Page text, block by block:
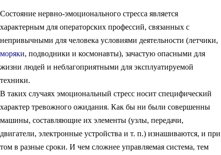
Состояние нервно-эмоционального стресса является
характерным для операторских профессий, связанных с
непривычными для человека условиями деятельности (летчики,
моряки, подводники и космонавты), зачастую опасными для
жизни людей и неблагоприятными для эксплуатируемой
техники.
В таких случаях эмоциональный стресс носит специфический
характер тревожного ожидания. Как бы ни были совершенны
машины, составляющие их элементы (узлы, передачи,
двигатели, электронные устройства и т. п.) изнашиваются, и при
том в разные сроки. И чем сложнее управляемая система, тем